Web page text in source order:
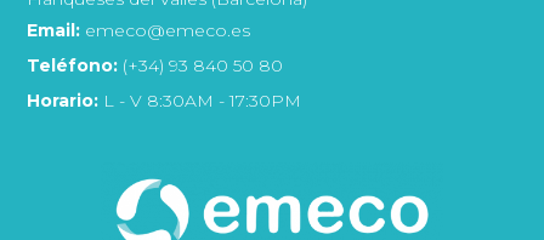
Email: emeco@emeco.es
Teléfono: (+34) 93 840 50 80
Horario: L - V 8:30AM - 17:30PM